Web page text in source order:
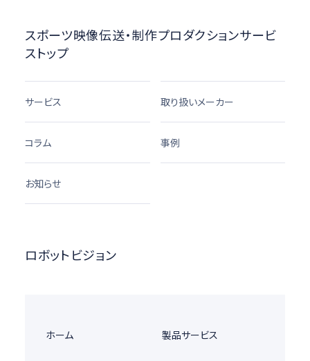
スポーツ映像伝送・制作プロダクションサービ
ストップ
サービス 取り扱いメーカー
コラム 事例
お知らせ
ロボットビジョン
ホーム 製品サービス